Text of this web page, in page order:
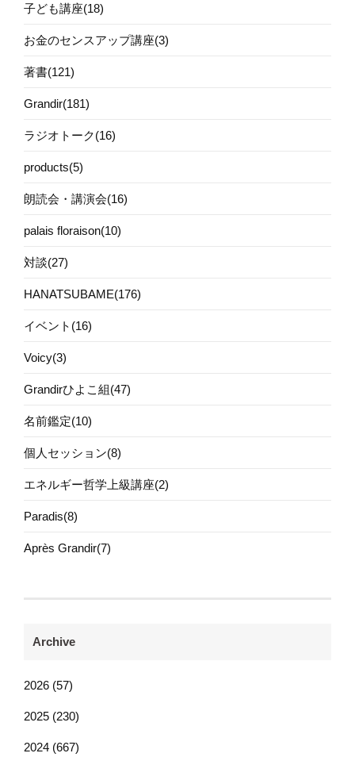
子ども講座(18)
お金のセンスアップ講座(3)
著書(121)
Grandir(181)
ラジオトーク(16)
products(5)
朗読会・講演会(16)
palais floraison(10)
対談(27)
HANATSUBAME(176)
イベント(16)
Voicy(3)
Grandirひよこ組(47)
名前鑑定(10)
個人セッション(8)
エネルギー哲学上級講座(2)
Paradis(8)
Après Grandir(7)
Archive
2026 (57)
2025 (230)
2024 (667)